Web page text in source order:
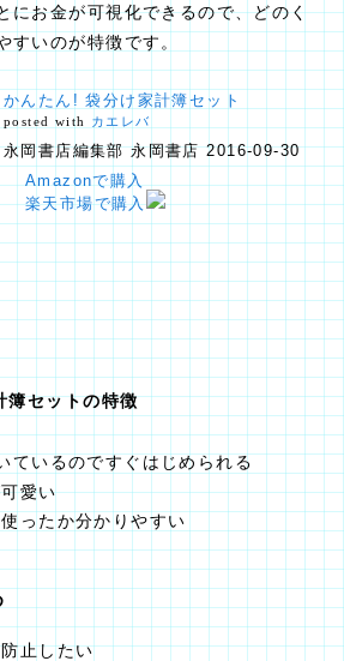
にお金が可視化できるので、どのく
すいのが特徴です。
かんたん! 袋分け家計簿セット
posted with カエレバ
永岡書店編集部 永岡書店 2016-09-30
Amazonで購入
楽天市場で購入
簿セットの特徴
ているのですぐはじめられる
愛い
ったか分かりやすい
止したい